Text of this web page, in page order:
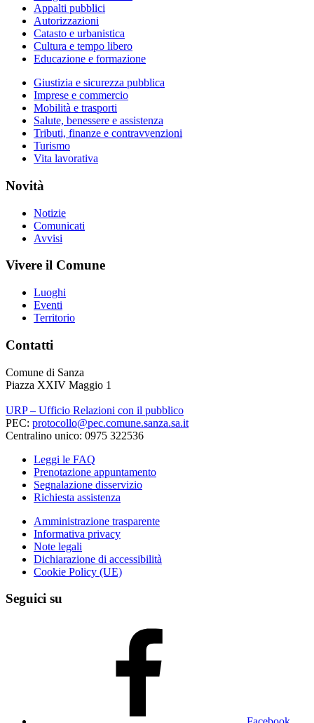
Appalti pubblici
Autorizzazioni
Catasto e urbanistica
Cultura e tempo libero
Educazione e formazione
Giustizia e sicurezza pubblica
Imprese e commercio
Mobilità e trasporti
Salute, benessere e assistenza
Tributi, finanze e contravvenzioni
Turismo
Vita lavorativa
Novità
Notizie
Comunicati
Avvisi
Vivere il Comune
Luoghi
Eventi
Territorio
Contatti
Comune di Sanza
Piazza XXIV Maggio 1
URP – Ufficio Relazioni con il pubblico
PEC: protocollo@pec.comune.sanza.sa.it
Centralino unico: 0975 322536
Leggi le FAQ
Prenotazione appuntamento
Segnalazione disservizio
Richiesta assistenza
Amministrazione trasparente
Informativa privacy
Note legali
Dichiarazione di accessibilità
Cookie Policy (UE)
Seguici su